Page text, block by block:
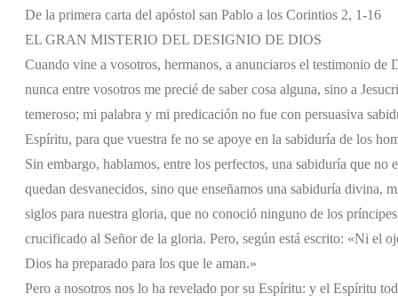
De la primera carta del apóstol san Pablo a los Corintios 2, 1-16
EL GRAN MISTERIO DEL DESIGNIO DE DIOS
Cuando vine a vosotros, hermanos, a anunciaros el testimonio
nunca entre vosotros me precié de saber cosa alguna, sino a
temeroso; mi palabra y mi predicación no fue con persuasiva
Espíritu, para que vuestra fe no se apoye en la sabiduría de los
Sin embargo, hablamos, entre los perfectos, una sabiduría que no
quedan desvanecidos, sino que enseñamos una sabiduría divina,
siglos para nuestra gloria, que no conoció ninguno de los
crucificado al Señor de la gloria. Pero, según está escrito: «Ni el
Dios ha preparado para los que le aman.»
Pero a nosotros nos lo ha revelado por su Espíritu: y el Espíritu